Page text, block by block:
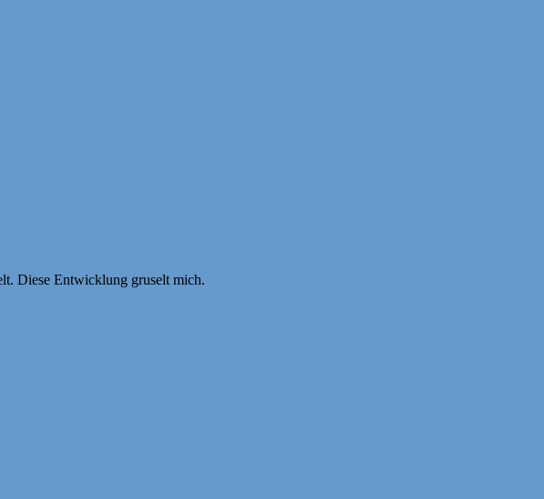
Diese Entwicklung gruselt mich.